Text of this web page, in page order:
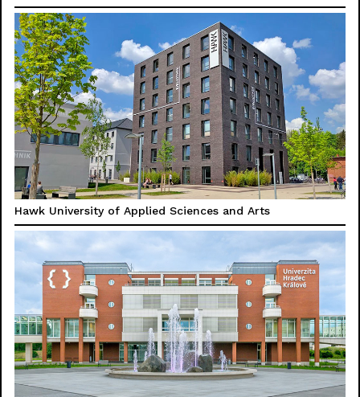
Hawk University of Applied Sciences and Arts